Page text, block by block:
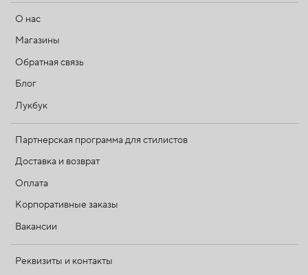
О нас
Магазины
Обратная связь
Блог
Лукбук
Партнерская программа для стилистов
Доставка и возврат
Оплата
Корпоративные заказы
Вакансии
Реквизиты и контакты